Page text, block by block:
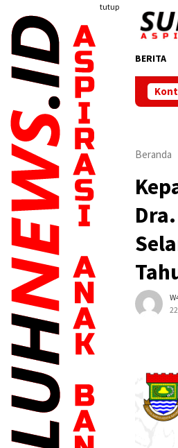
konten
tutup
BERITA
Bupati Serang
Beranda